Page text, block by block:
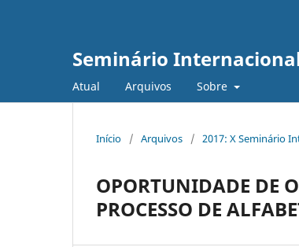
Seminário
Atual Arquivos Sobre
Início / Arquivos / 2017: X Seminário
OPORTUNIDADE DE
PROCESSO DE